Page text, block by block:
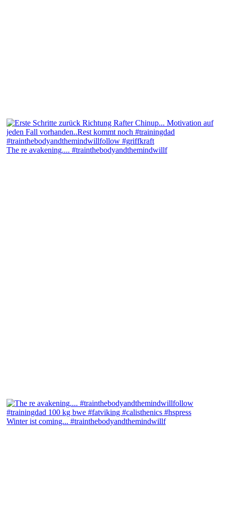
The re avakening.... #trainthebodyandthemindwillf
Winter ist coming... #trainthebodyandthemindwillf